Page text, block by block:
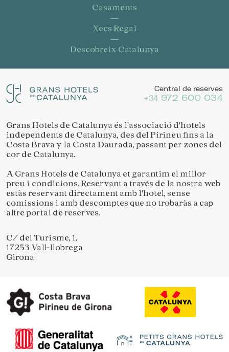
Casaments
Xecs Regal
Descobreix Catalunya
Central de reserves
+34 972 600 034
Grans Hotels de Catalunya és l'associació d'hotels
independents de Catalunya, des del Pirineu fins a la
Costa Brava y la Costa Daurada, passant per zones del
cor de Catalunya.
A Grans Hotels de Catalunya et garantim el millor
preu i condicions. Reservant a través de la nostra web
estàs reservant directament amb l'hotel, sense
comissions i amb descomptes que no trobaràs a cap
altre portal de reserves.
C/ del Turisme, 1,
17253 Vall-llobrega
Girona
Guardar configuració Acceptar totes